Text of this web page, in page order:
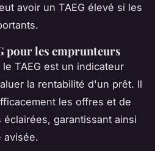
avoir un TAEG élevé si les
pour les emprunteurs
TAEG est un indicateur
la rentabilité d'un prêt. Il
les offres et de
garantissant ainsi
avisée.